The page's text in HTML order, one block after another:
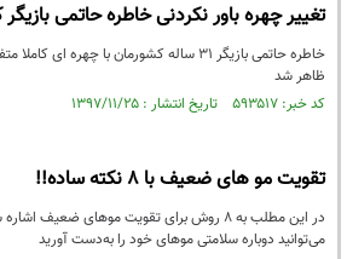
تغییر چهره باور نکردنی خاطره حاتمی
خاطره حاتمی بازیگر 31 ساله کشورمان با
ظاهر شد
کد خبر: ۵۹۳۵۱۷ تاریخ انتشار : ۱۳۹۷/۱۱/۲۵
تقویت مو های ضعیف با 8 نکته ساده!!
در این مطلب به ۸ روش برای تقویت مو‌های ضعیف
می‌توانید دوباره سلامتی مو‌های خود را به‌دست آورید